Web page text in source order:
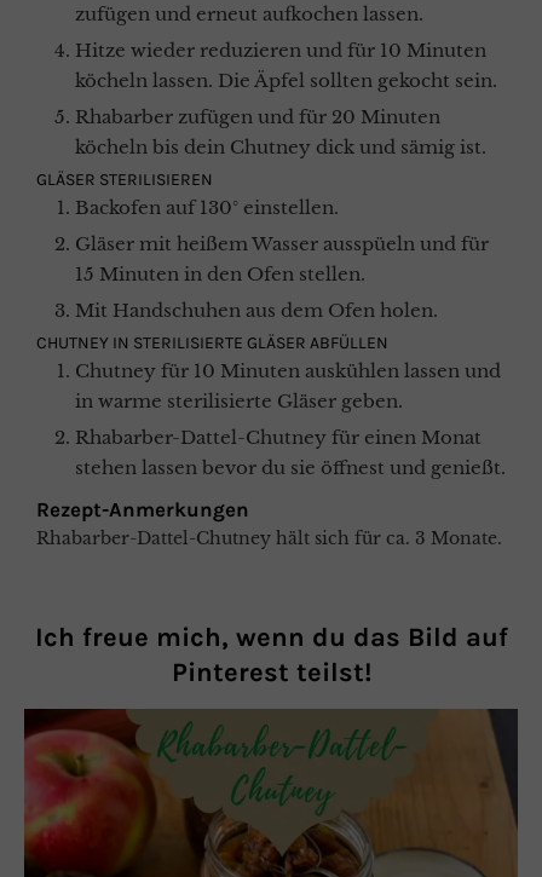
zufügen und erneut aufkochen lassen.
Hitze wieder reduzieren und für 10 Minuten
köcheln lassen. Die Äpfel sollten gekocht sein.
Rhabarber zufügen und für 20 Minuten
köcheln bis dein Chutney dick und sämig ist.
GLÄSER STERILISIEREN
Backofen auf 130° einstellen.
Gläser mit heißem Wasser ausspüeln und für
15 Minuten in den Ofen stellen.
Mit Handschuhen aus dem Ofen holen.
CHUTNEY IN STERILISIERTE GLÄSER ABFÜLLEN
Chutney für 10 Minuten auskühlen lassen und
in warme sterilisierte Gläser geben.
Rhabarber-Dattel-Chutney für einen Monat
stehen lassen bevor du sie öffnest und genießt.
Rezept-Anmerkungen
Rhabarber-Dattel-Chutney hält sich für ca. 3 Monate.
Ich freue mich, wenn du das Bild auf
Pinterest teilst!